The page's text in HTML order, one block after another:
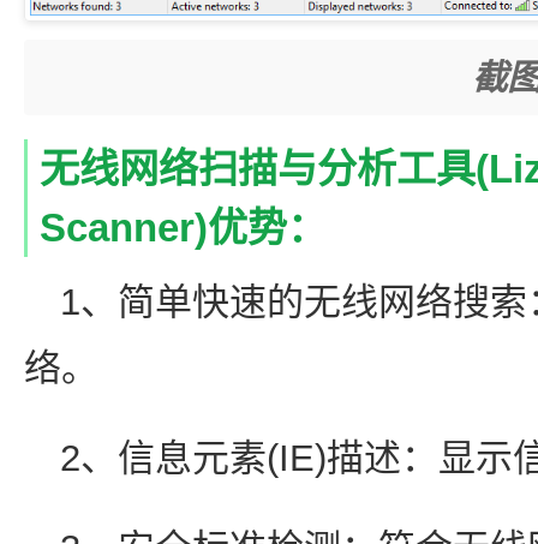
截
无线网络扫描与分析工具
Scanner)优势：
1、简单快速的无线网络搜
络。
2、信息元素(IE)描述：显示